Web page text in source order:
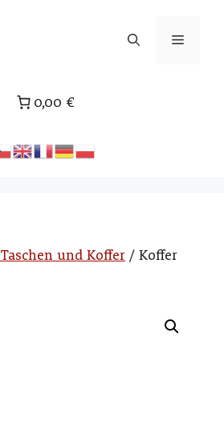
Menü
0,00 €
Taschen und Koffer / Koffer